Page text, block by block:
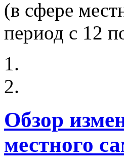
Обзор
местного